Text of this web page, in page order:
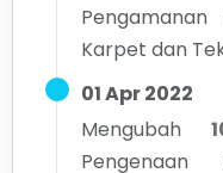
Karpet dan
01 Apr 2022
Mengubah